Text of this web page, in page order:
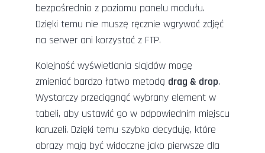
bezpośrednio z poziomu panelu modułu.
Dzięki temu nie muszę ręcznie wgrywać zdjęć
na serwer ani korzystać z FTP.
Kolejność wyświetlania slajdów mogę
zmieniać bardzo łatwo metodą drag & drop.
Wystarczy przeciągnąć wybrany element w
tabeli, aby ustawić go w odpowiednim miejscu
karuzeli. Dzięki temu szybko decyduję, które
obrazy mają być widoczne jako pierwsze dla